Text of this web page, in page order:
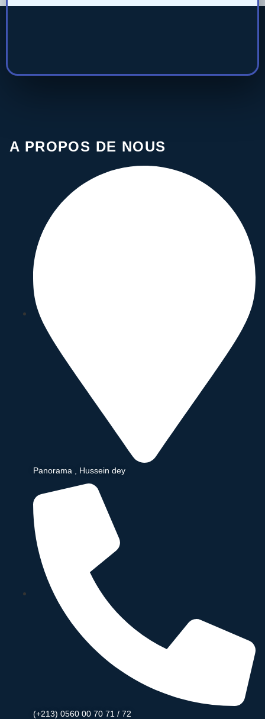
A PROPOS DE NOUS
Panorama , Hussein dey
(+213) 0560 00 70 71 / 72